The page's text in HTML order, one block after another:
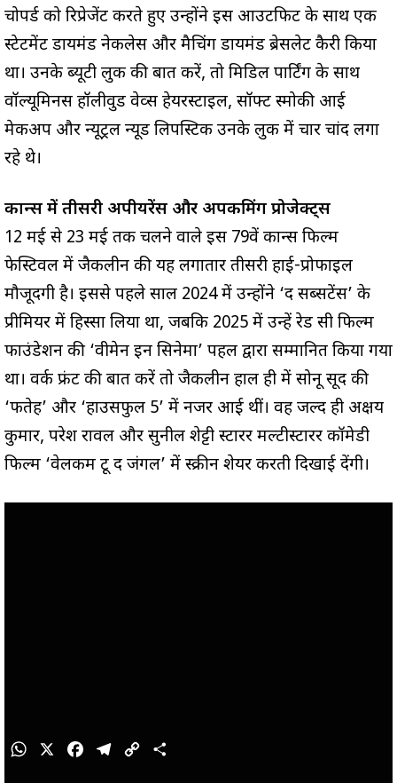
चोपर्ड को रिप्रेजेंट करते हुए उन्होंने इस आउटफिट के साथ एक
स्टेटमेंट डायमंड नेकलेस और मैचिंग डायमंड ब्रेसलेट कैरी किया
था। उनके ब्यूटी लुक की बात करें, तो मिडिल पार्टिंग के साथ
वॉल्यूमिनस हॉलीवुड वेव्स हेयरस्टाइल, सॉफ्ट स्मोकी आई
मेकअप और न्यूट्रल न्यूड लिपस्टिक उनके लुक में चार चांद लगा
रहे थे।
कान्स में तीसरी अपीयरेंस और अपकमिंग प्रोजेक्ट्स
12 मई से 23 मई तक चलने वाले इस 79वें कान्स फिल्म
फेस्टिवल में जैकलीन की यह लगातार तीसरी हाई-प्रोफाइल
मौजूदगी है। इससे पहले साल 2024 में उन्होंने ‘द सब्सटेंस’ के
प्रीमियर में हिस्सा लिया था, जबकि 2025 में उन्हें रेड सी फिल्म
फाउंडेशन की ‘वीमेन इन सिनेमा’ पहल द्वारा सम्मानित किया गया
था। वर्क फ्रंट की बात करें तो जैकलीन हाल ही में सोनू सूद की
‘फतेह’ और ‘हाउसफुल 5’ में नजर आई थीं। वह जल्द ही अक्षय
कुमार, परेश रावल और सुनील शेट्टी स्टारर मल्टीस्टारर कॉमेडी
फिल्म ‘वेलकम टू द जंगल’ में स्क्रीन शेयर करती दिखाई देंगी।
W